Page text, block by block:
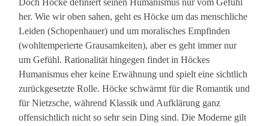
Doch Höcke definiert seinen Humanismus nur vom Gefühl
her. Wie wir oben sahen, geht es Höcke um das menschliche
Leiden (Schopenhauer) und um moralisches Empfinden
(wohltemperierte Grausamkeiten), aber es geht immer nur
um Gefühl. Rationalität hingegen findet in Höckes
Humanismus eher keine Erwähnung und spielt eine sichtlich
zurückgesetzte Rolle. Höcke schwärmt für die Romantik und
für Nietzsche, während Klassik und Aufklärung ganz
offensichtlich nicht so sehr sein Ding sind. Die Moderne gilt